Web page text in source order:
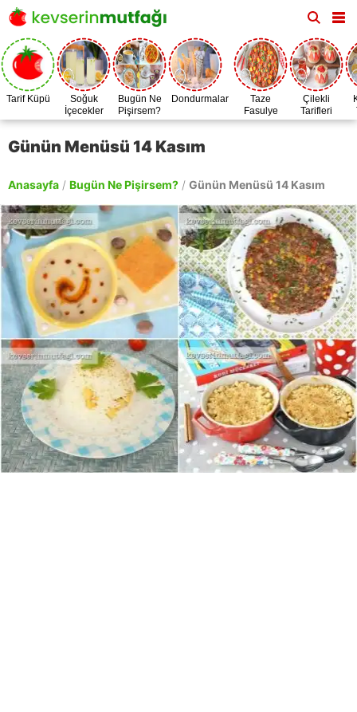
Tarif Küpü
Soğuk
İçecekler
Bugün Ne
Pişirsem?
Dondurmalar
Taze
Fasulye
Zamanı
Çilekli
Tarifleri
Günün Menüsü 14 Kasım
Anasayfa / Bugün Ne Pişirsem? / Günün Menüsü 14 Kasım